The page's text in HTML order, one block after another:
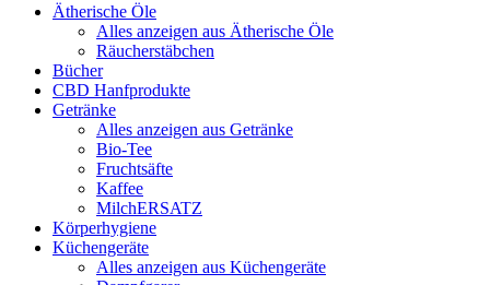
Ätherische Öle
Alles anzeigen aus Ätherische Öle
Räucherstäbchen
Bücher
CBD Hanfprodukte
Getränke
Alles anzeigen aus Getränke
Bio-Tee
Fruchtsäfte
Kaffee
MilchERSATZ
Körperhygiene
Küchengeräte
Alles anzeigen aus Küchengeräte